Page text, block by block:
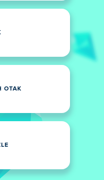
OTAK